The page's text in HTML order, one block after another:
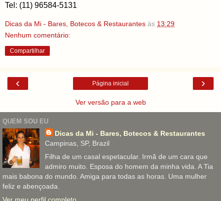
Tel: (11) 96584-5131
Dicas da Mi - Bares, Botecos & Restaurantes às 13:29
Nenhum comentário:
Compartilhar
‹ ›
Página inicial
Ver versão para a web
QUEM SOU EU
Dicas da Mi - Bares, Botecos & Restaurantes
Campinas, SP, Brazil
Filha de um casal espetacular. Irmã de um cara que
admiro muito. Esposa do homem da minha vida. A Tia
mais babona do mundo. Amiga para todas as horas. Uma mulher
feliz e abençoada.